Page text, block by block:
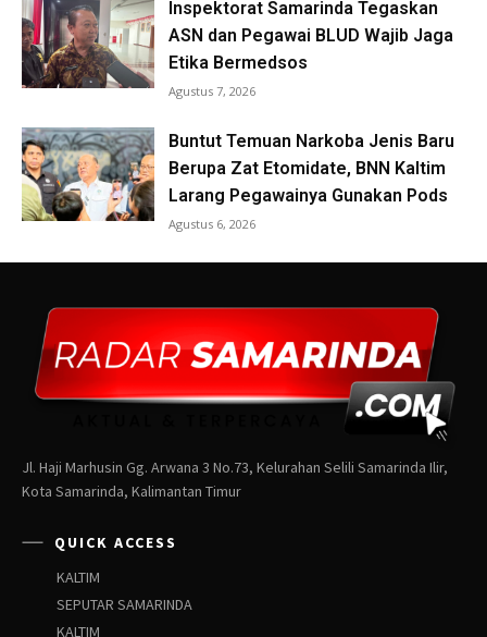
Jl. Haji Marhusin Gg. Arwana 3 No.73, Kelurahan Selili Samarinda Ilir,
Kota Samarinda, Kalimantan Timur
QUICK ACCESS
KALTIM
SEPUTAR SAMARINDA
KALTIM